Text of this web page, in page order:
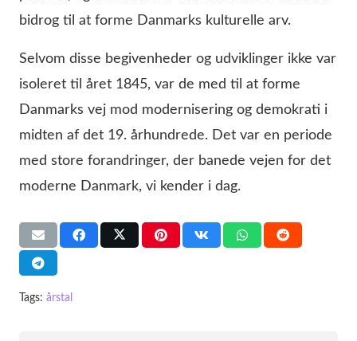
bidrog til at forme Danmarks kulturelle arv.
Selvom disse begivenheder og udviklinger ikke var
isoleret til året 1845, var de med til at forme
Danmarks vej mod modernisering og demokrati i
midten af det 19. århundrede. Det var en periode
med store forandringer, der banede vejen for det
moderne Danmark, vi kender i dag.
Tags: årstal